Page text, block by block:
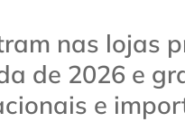
nas lojas
de 2026 e
e